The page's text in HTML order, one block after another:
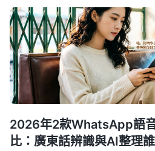
2026年2款WhatsApp語
比：廣東話辨識與AI整理